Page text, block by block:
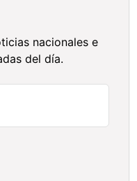
nacionales e
del día.